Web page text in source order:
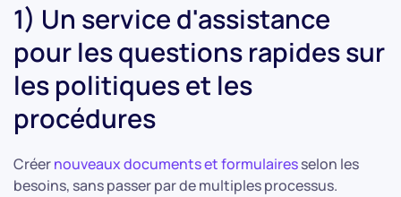
1) Un service d'assistance
pour les questions rapides sur
les politiques et les
procédures
Créernouveaux documents et formulairesselon les
besoins, sans passer par de multiples processus.